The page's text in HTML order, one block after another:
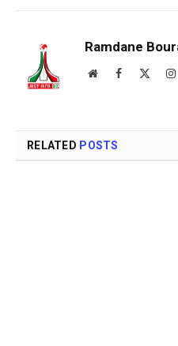
Ramdane
WebsiteFacebook
RELATED POSTS